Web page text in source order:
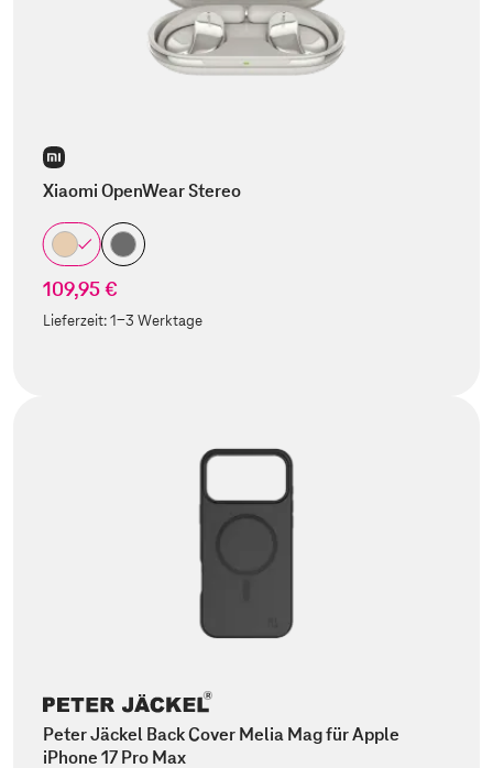
Xiaomi OpenWear Stereo
109,95 €
Lieferzeit:1-3 Werktage
Peter Jäckel Back Cover Melia Mag für Apple
iPhone 17 Pro Max